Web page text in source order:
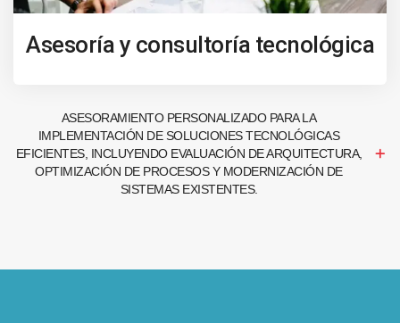
Asesoría y consultoría tecnológica
ASESORAMIENTO PERSONALIZADO PARA LA
IMPLEMENTACIÓN DE SOLUCIONES TECNOLÓGICAS
EFICIENTES, INCLUYENDO EVALUACIÓN DE ARQUITECTURA,
OPTIMIZACIÓN DE PROCESOS Y MODERNIZACIÓN DE
SISTEMAS EXISTENTES.